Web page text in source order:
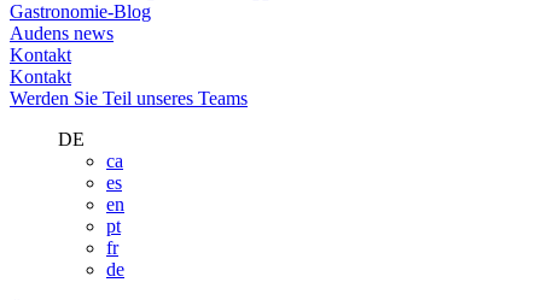
Gastronomie-Blog
Audens news
Kontakt
Kontakt
Werden Sie Teil unseres Teams
DE
ca
es
en
pt
fr
de